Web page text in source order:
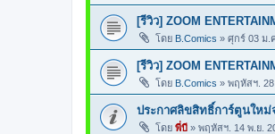
[รีวิว] ZOOM
โดย B.Comics » ศุกร์ 03 ม.
[รีวิว] ZOOM
โดย B.Comics » พฤหัสฯ. 28
ประกาศลิขสิทธิ์การ์ตูนใหม่
โดย พี่บี » พฤหัสฯ. 14 พ.ย.